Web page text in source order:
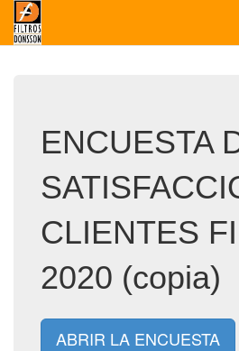
ENCUESTA
CLIENTES
2020 (copia)
ABRIR LA ENCUESTA